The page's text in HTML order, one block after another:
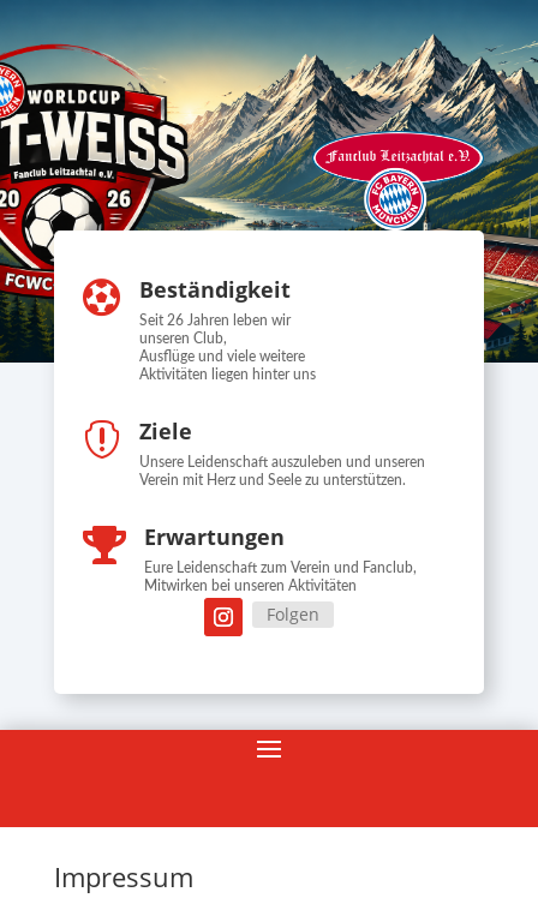
 Beständigkeit
Seit 26 Jahren leben wir
unseren Club,
Ausflüge und viele weitere
Aktivitäten liegen hinter uns
 Ziele
Unsere Leidenschaft auszuleben und unseren
Verein mit Herz und Seele zu unterstützen.
 Erwartungen
Eure Leidenschaft zum Verein und Fanclub,
Mitwirken bei unseren Aktivitäten
Folgen
Impressum